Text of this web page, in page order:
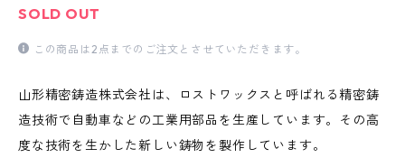
SOLD OUT
この商品は2点までのご注文とさせていただきます。
山形精密鋳造株式会社は、ロストワックスと呼ばれる精密鋳
造技術で自動車などの工業用部品を生産しています。その高
度な技術を生かした新しい鋳物を製作しています。